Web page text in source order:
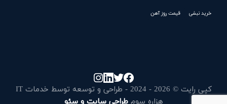
خرید نبشی قیمت روز آهن
کپی رایت © 2026 - 2024 - طراحی و توسعه توسط خدمات IT
هزاره سومطراحی سایت و سئو